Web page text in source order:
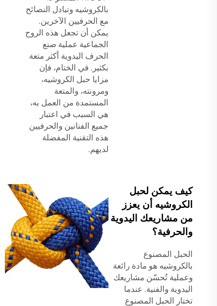
بالكروشيه وتبادل النصائح
مع الحرفيين الآخرين.
يمكن أن تجعل هذه الروح
الجماعية عملية صنع
الحرف اليدوية أكثر متعة
بكثير. في الختام، فإن
مزايا حبل الكروشيه،
ومرونته، والمتعة
المستمدة من العمل به،
هي السبب في اعتبار
جميع الفنانين والحرفيين
هذه التقنية المفضلة
لديهم.
كيف يمكن لحبل
الكروشيه أن يعزز
من مشاريعك اليدوية
والحرفية؟
الحبل المصنوع
بالكروشيه هو مادة رائعة
وعملية تُحسّن مشاريعك
اليدوية والفنية. عندما
تختار الحبل المصنوع